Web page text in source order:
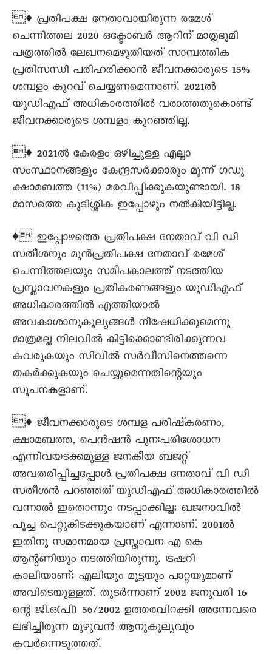
♦ പ്രതിപക്ഷ നേതാവായിരുന്ന രമേശ്
ചെന്നിത്തല 2020 ഒക്ടോബർ ആറിന് മാതൃഭൂമി
പത്രത്തില്‍ ലേഖനമെഴുതിയത് സാമ്പത്തിക
പ്രതിസന്ധി പരിഹരിക്കാന്‍ ജീവനക്കാരുടെ 15%
ശമ്പളം കുറവ് ചെയ്യണമെന്നാണ്. 2021ല്‍
യുഡിഎഫ് അധികാരത്തില്‍ വരാത്തതുകൊണ്ട്
ജീവനക്കാരുടെ ശമ്പളം കുറഞ്ഞില്ല.
♦ 2021ല്‍ കേരളം ഒഴിച്ചുള്ള എല്ലാ
സംസ്ഥാനങ്ങളും കേന്ദ്രസര്‍ക്കാരും മൂന്ന് ഗഡു
ക്ഷാമബത്ത (11%) മരവിപ്പിക്കുകയുണ്ടായി. 18
മാസത്തെ കുടിശ്ശിക ഇപ്പോഴും നല്‍കിയിട്ടില്ല.
♦ ഇപ്പോഴത്തെ പ്രതിപക്ഷ നേതാവ് വി ഡി
സതീശനും മുന്‍പ്രതിപക്ഷ നേതാവ് രമേശ്
ചെന്നിത്തലയും സമീപകാലത്ത് നടത്തിയ
പ്രസ്താവനകളും പ്രതികരണങ്ങളും യുഡിഎഫ്
അധികാരത്തില്‍ എത്തിയാല്‍
അവകാശാനുകൂല്യങ്ങള്‍ നിഷേധിക്കുമെന്നു
മാത്രമല്ല നിലവില്‍ കിട്ടിക്കൊണ്ടിരിക്കുന്നവ
കവരുകയും സിവില്‍ സര്‍വീസിനെത്തന്നെ
തകര്‍ക്കുകയും ചെയ്യുമെന്നതിന്റെയും
സൂചനകളാണ്.
♦ ജീവനക്കാരുടെ ശമ്പള പരിഷ്കരണം,
ക്ഷാമബത്ത, പെന്‍ഷന്‍ പുന:പരിശോധന
എന്നിവയടക്കമുള്ള ജനകീയ ബജറ്റ്
അവതരിപ്പിച്ചപ്പോള്‍ പ്രതിപക്ഷ നേതാവ് വി ഡി
സതീശൻ പറഞ്ഞത് യുഡിഎഫ് അധികാരത്തില്‍
വന്നാല്‍ ഇതൊന്നും നടപ്പാക്കില്ല; ഖജനാവില്‍
പൂച്ച പെറ്റുകിടക്കുകയാണ് എന്നാണ്. 2001ല്‍
ഇതിനു സമാനമായ പ്രസ്താവന എ കെ
ആന്റണിയും നടത്തിയിരുന്നു. ട്രഷറി
കാലിയാണ്; എലിയും മൂട്ടയും പാറ്റയുമാണ്
അവിടെയുള്ളത്. തുടര്‍ന്നാണ് 2002 ജനുവരി 16
ന്റെ ജി.ഒ(പി) 56/2002 ഉത്തരവിറക്കി അന്നേവരെ
ലഭിച്ചിരുന്ന മുഴുവന്‍ ആനുകൂല്യവും
കവര്‍ന്നെടുത്തത്.